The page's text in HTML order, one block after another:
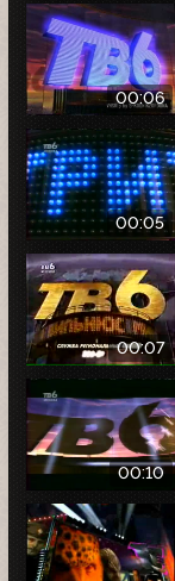
00:06
00:05
00:07
00:10